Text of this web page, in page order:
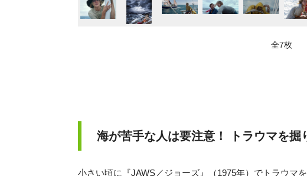
全7枚
海が苦手な人は要注意！ トラウマを
小さい頃に『JAWS／ジョーズ』（1975年）でトラウマ